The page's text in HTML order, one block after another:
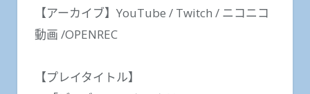
【アーカイブ】YouTube / Twitch / ニコニコ
動画 /OPENREC
【プレイタイトル】